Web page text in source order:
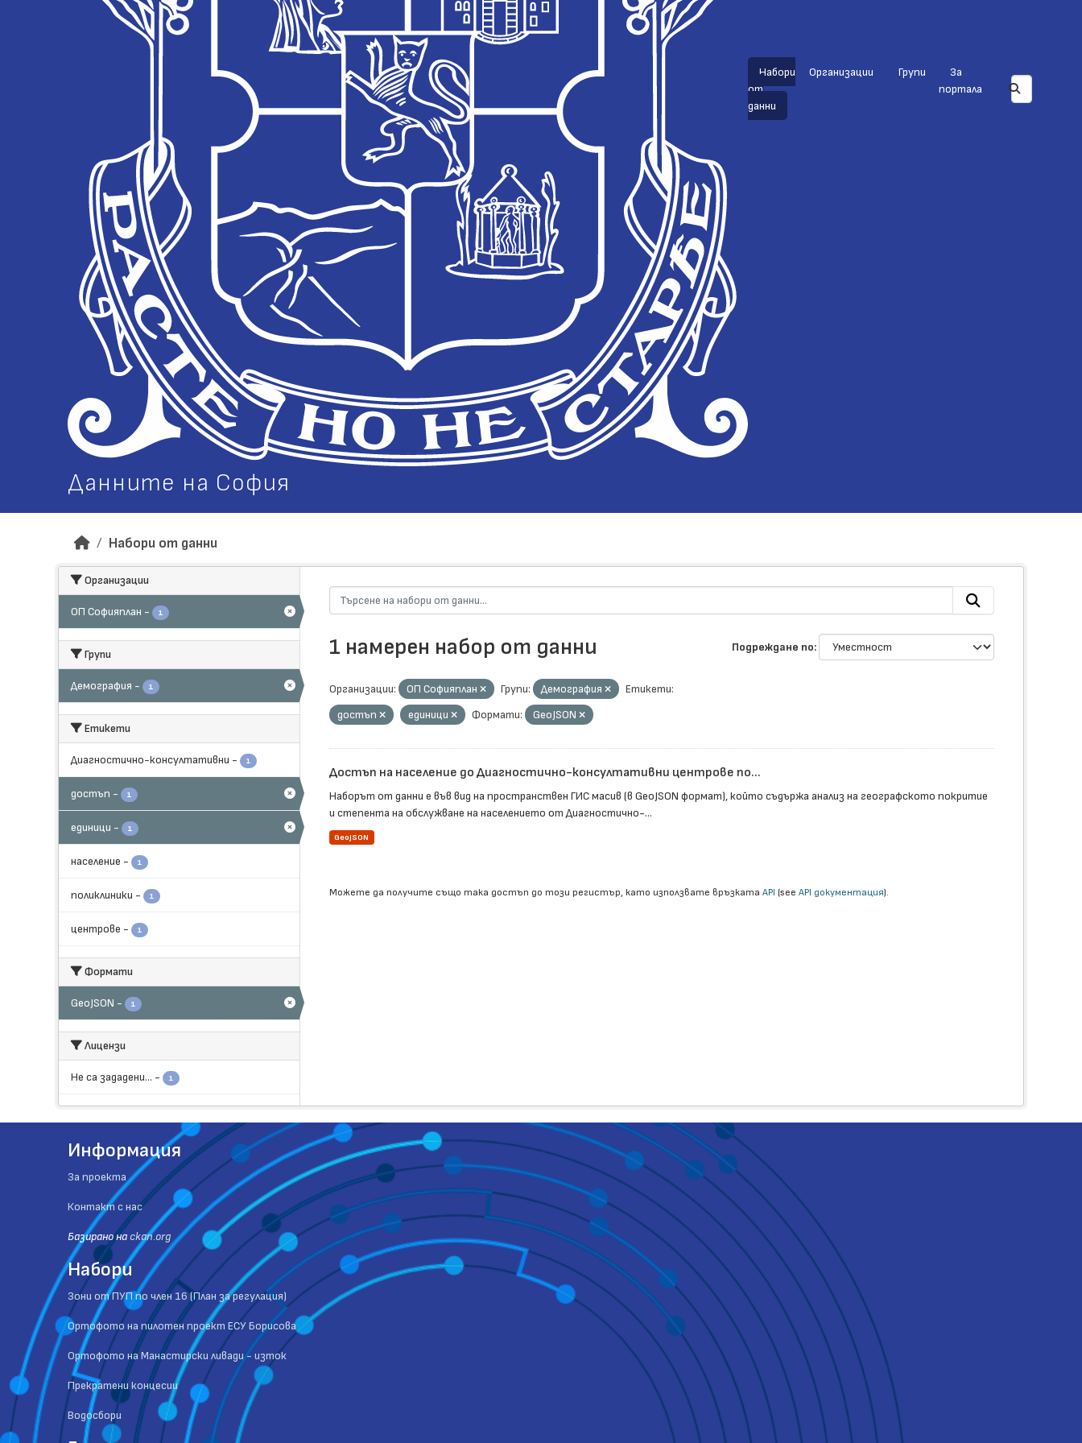
Данните на София
Набори
от
данни
Организации Групи
За
портала
Набори от данни
Организации
ОП Софияплан - 1
Групи
Демография - 1
Етикети
Диагностично-консултативни - 1
достъп - 1
единици - 1
население - 1
поликлиники - 1
центрове - 1
Формати
GeoJSON - 1
Лицензи
Не са зададени... - 1
Подреждане по
1 намерен набор от данни
Организации: ОП Софияплан Групи: Демография
Етикети:
достъп
единици Формати: GeoJSON
Достъп на население до Диагностично-консултативни центрове по...
Наборът от данни е във вид на пространствен ГИС масив (в GeoJSON формат), който съдържа анализ на географското покритие
и степента на обслужване на населението от Диагностично-...
GeoJSON
Можете да получите също така достъп до този регистър, като използвате връзката API (see API документация).
Информация
За проекта
Контакт с нас
Базиранo на ckan.org
Набори
Зони от ПУП по член 16 (План за регулация)
Ортофото на пилотен проект ЕСУ Борисова
Ортофото на Манастирски ливади - изток
Прекратени концесии
Водосбори